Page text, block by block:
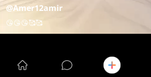
@Amer12amir
😘😘😘🥰🥰